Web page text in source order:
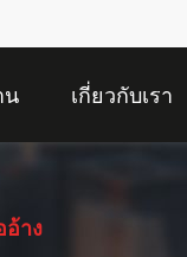
น เกี่ยวกับเรา
อ้าง